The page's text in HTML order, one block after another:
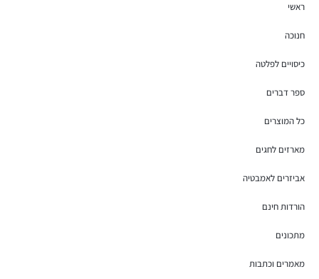
ראשי
חנוכה
כיסויים לפלטה
ספר דברים
כל המוצרים
מארזים לחגים
אביזרים לאמבטיה
הורדות חינם
מתכונים
מאמרים וכתבות